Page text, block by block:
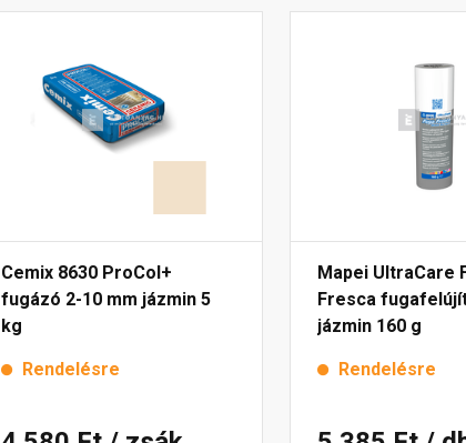
Cemix 8630 ProCol+
fugázó 2-10 mm jázmin 5
kg
Rendelésre
Mapei UltraCare
Fresca
jázmin 160 g
Rendelésre